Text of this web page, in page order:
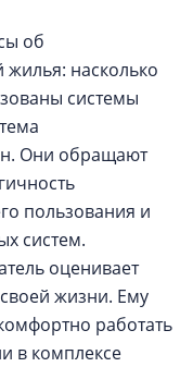
об
жилья: насколько
системы
Они обращают
пользования и
систем.
оценивает
жизни. Ему
работать
в комплексе